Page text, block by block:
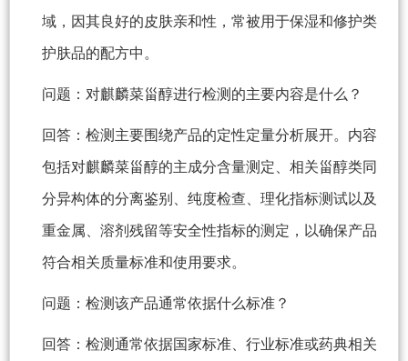
域，因其良好的皮肤亲和性，常被用于保湿和修护类
护肤品的配方中。
问题：对麒麟菜甾醇进行检测的主要内容是什么？
回答：检测主要围绕产品的定性定量分析展开。内容
包括对麒麟菜甾醇的主成分含量测定、相关甾醇类同
分异构体的分离鉴别、纯度检查、理化指标测试以及
重金属、溶剂残留等安全性指标的测定，以确保产品
符合相关质量标准和使用要求。
问题：检测该产品通常依据什么标准？
回答：检测通常依据国家标准、行业标准或药典相关